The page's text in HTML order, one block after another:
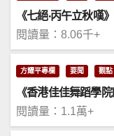
《七絕·丙午立秋嘆》
閱讀量：8.06千+
方耀平專欄 要聞 觀點
《香港佳佳舞蹈學
閱讀量：1.1萬+